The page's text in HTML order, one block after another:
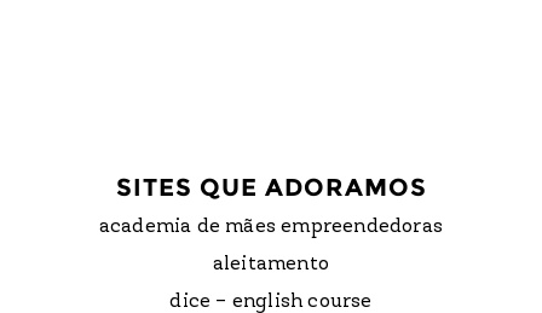
SITES QUE ADORAMOS
academia de mães empreendedoras
aleitamento
dice – english course